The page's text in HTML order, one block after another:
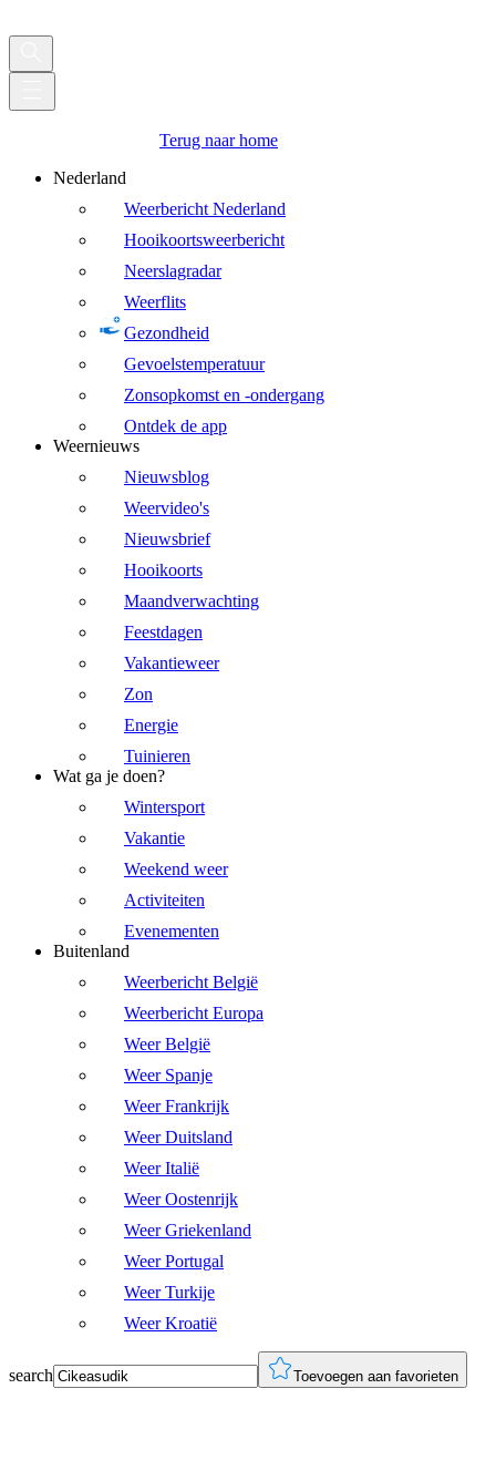
Terug naar home
Nederland
Weerbericht Nederland
Hooikoortsweerbericht
Neerslagradar
Weerflits
Gezondheid
Gevoelstemperatuur
Zonsopkomst en -ondergang
Ontdek de app
Weernieuws
Nieuwsblog
Weervideo's
Nieuwsbrief
Hooikoorts
Maandverwachting
Feestdagen
Vakantieweer
Zon
Energie
Tuinieren
Wat ga je doen?
Wintersport
Vakantie
Weekend weer
Activiteiten
Evenementen
Buitenland
Weerbericht België
Weerbericht Europa
Weer België
Weer Spanje
Weer Frankrijk
Weer Duitsland
Weer Italië
Weer Oostenrijk
Weer Griekenland
Weer Portugal
Weer Turkije
Weer Kroatië
search Toevoegen aan favorieten